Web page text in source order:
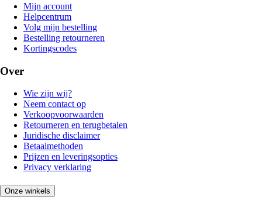
Mijn account
Helpcentrum
Volg mijn bestelling
Bestelling retourneren
Kortingscodes
Over
Wie zijn wij?
Neem contact op
Verkoopvoorwaarden
Retourneren en terugbetalen
Juridische disclaimer
Betaalmethoden
Prijzen en leveringsopties
Privacy verklaring
Onze winkels